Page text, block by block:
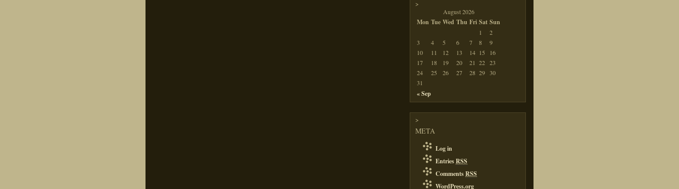
>
August 2026
Mon Tue Wed Thu Fri Sat Sun
« Sep
1
2
3
4 5 6 7 8
9
10
11 12 13 14 15
16
17
18 19 20 21 22 23
24
25 26 27 28 29 30
31
>
META
Log in
EntriesRSS
CommentsRSS
WordPress.org